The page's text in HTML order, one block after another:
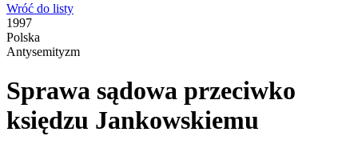
Wróć do listy
1997
Polska
Antysemityzm
Sprawa sądowa przeciwko
księdzu Jankowskiemu